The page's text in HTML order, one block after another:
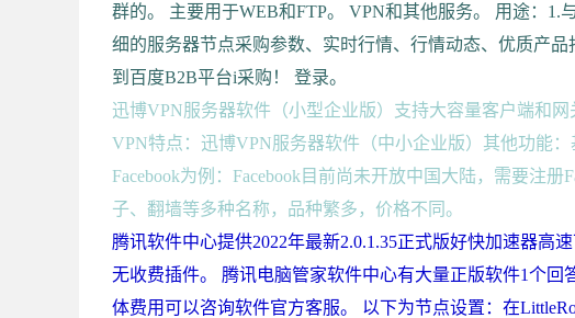
群的。 主要用于WEB和FTP。 VPN和其他服务。 用途：
细的服务器节点采购参数、实时行情、行情动态、优质产
到百度B2B平台i采购！ 登录。
迅博VPN服务器软件（小型企业版）支持大容量客户端和
VPN特点：迅博VPN服务器软件（中小企业版）其他功能
Facebook为例：Facebook目前尚未开放中国大陆，需要注
子、翻墙等多种名称，品种繁多，价格不同。
腾讯软件中心提供2022年最新2.0.1.35正式版好快加速器高
无收费插件。 腾讯电脑管家软件中心有大量正版软件1个回
体费用可以咨询软件官方客服。 以下为节点设置：在